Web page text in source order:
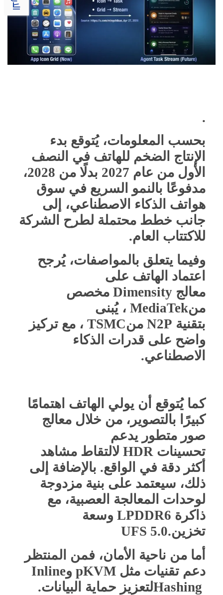
.
بحسب المعلومات، يُتوقع بدء
الإنتاج الضخم للهاتف في النصف
الأول من عام 2027 بدلًا من 2028،
مدفوعًا بالنمو السريع في سوق
هواتف الذكاء الاصطناعي، إلى
جانب خطط محتملة لطرح الشركة
للاكتتاب العام.
وفيما يتعلق بالمواصفات، يُرجح
اعتماد الهاتف على
معالج Dimensity مخصص
منMediaTek ، يُبنى
بتقنية N2P منTSMC ، مع تركيز
واضح على قدرات الذكاء
الاصطناعي.
كما يُتوقع أن يولي الهاتف اهتمامًا
كبيرًا بالتصوير، من خلال معالج
صور متطور يدعم
تحسينات HDR لالتقاط مشاهد
أكثر دقة في الواقع. بالإضافة إلى
ذلك، سيعتمد على بنية مزدوجة
لوحدات المعالجة العصبية، مع
ذاكرة LPDDR6 وسعة
تخزينUFS 5.0.
أما من ناحية الأمان، فمن المنتظر
دعم تقنيات مثل pKVM وInline
Hashingلتعزيز حماية البيانات.